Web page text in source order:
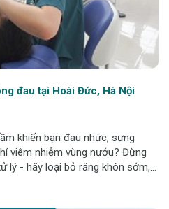
đau tại Hoài Đức, Hà Nội
khiến bạn đau nhức, sưng
viêm nhiễm vùng nướu? Đừng
lý - hãy loại bỏ răng khôn sớm,
hi